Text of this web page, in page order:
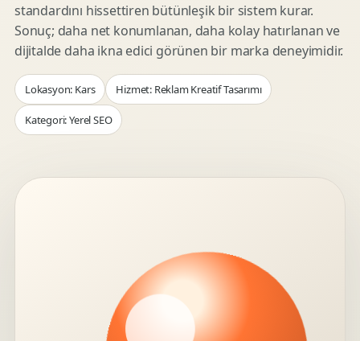
standardını hissettiren bütünleşik bir sistem kurar.
Sonuç; daha net konumlanan, daha kolay hatırlanan ve
dijitalde daha ikna edici görünen bir marka deneyimidir.
Lokasyon: Kars Hizmet: Reklam Kreatif Tasarımı
Kategori: Yerel SEO